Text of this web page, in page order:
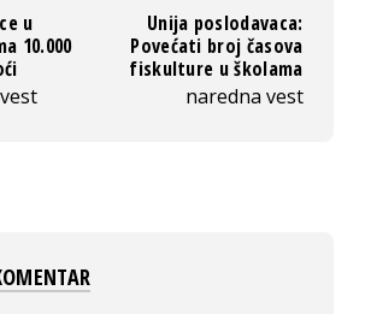
u
10.000
Unija poslodavaca:
Povećati broj časova
fiskulture u školama
naredna vest